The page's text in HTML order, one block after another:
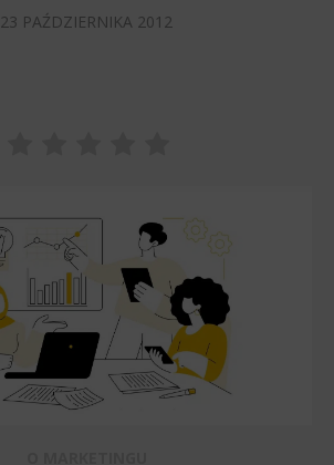
23 PAŹDZIERNIKA 2012